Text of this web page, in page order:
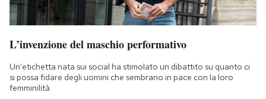
L’invenzione del maschio performativo
Un'etichetta nata sui social ha stimolato un dibattito su quanto ci
si possa fidare degli uomini che sembrano in pace con la loro
femminilità